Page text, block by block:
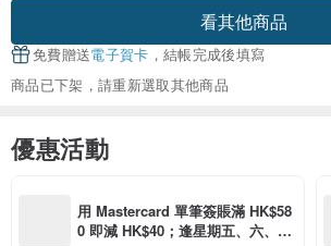
看其他商品
免費贈送電子賀卡 ，結帳完成後填寫
商品已下架，請重新選取其他商品
優惠活動
用 Mastercard 單筆簽賬滿 HK$58
0 即減 HK$40；逢星期五、六、日